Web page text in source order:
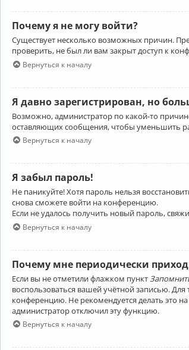
Почему я не могу войти?
Существует несколько возможных причин.
проверить, не был ли вам закрыт доступ к
Вернуться к началу
Я давно зарегистрирован, но
Возможно, администратор по какой-то
оставляющих сообщения, чтобы уменьшить
Вернуться к началу
Я забыл пароль!
Не паникуйте! Хотя пароль нельзя
снова сможете войти на конференцию.
Если не удалось получить новый пароль,
Вернуться к началу
Почему мне периодически
Если вы не отметили флажком пункт
воспользоваться вашей учётной записью.
конференцию. Не рекомендуется делать это
администратор отключил эту функцию.
Вернуться к началу